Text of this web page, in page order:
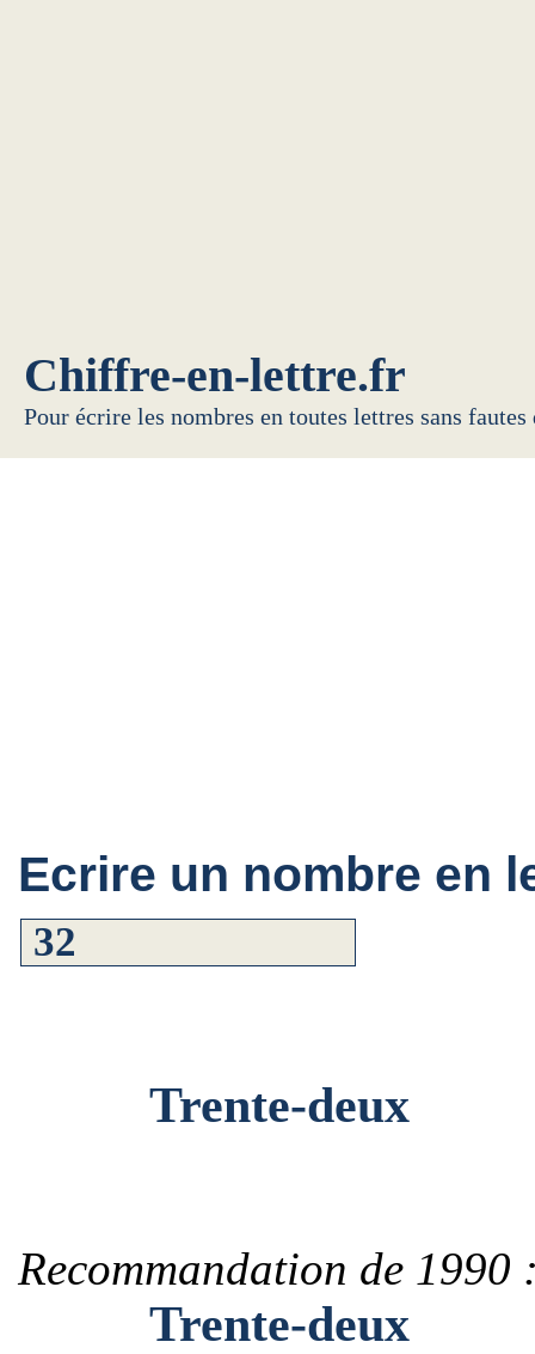
Chiffre-en-lettre.fr
Pour écrire les nombres en toutes lettres sans
Ecrire un nombre en
Trente-deux
Recommandation de 1990
Trente-deux